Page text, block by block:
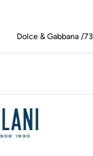
Dolce & Gabbana /73